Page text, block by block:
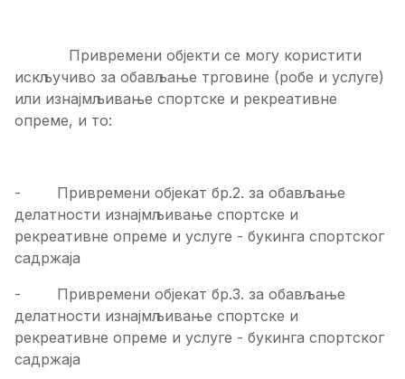
Привремени објекти се могу користити
искључиво за обављање трговине (робе и услуге)
или изнајмљивање спортске и рекреативне
опреме, и то:
- Привремени објекат бр.2. за обављање
делатности изнајмљивање спортске и
рекреативне опреме и услуге - букинга спортског
садржаја
- Привремени објекат бр.3. за обављање
делатности изнајмљивање спортске и
рекреативне опреме и услуге - букинга спортског
садржаја